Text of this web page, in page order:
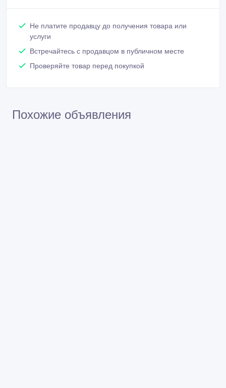
Не платите продавцу до получения товара или
услуги
Встречайтесь с продавцом в публичном месте
Проверяйте товар перед покупкой
Похожие объявления